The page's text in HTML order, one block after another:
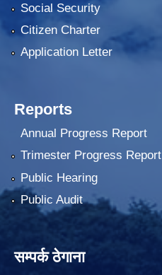
Social Security
Citizen Charter
Application Letter
Reports
Annual Progress Report
Trimester Progress Report
Public Hearing
Public Audit
सम्पर्क ठेगाना